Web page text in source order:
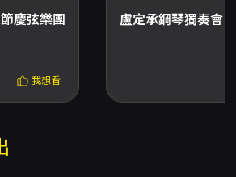
與演奏風格層面，進行深度聆聽
無論是關注年輕演奏家藝術成長
場演出中獲得豐富的聽覺與音樂知
事項： - 購票方式：可於網路購
慶弦樂團
我想看
盧定承鋼琴獨奏會